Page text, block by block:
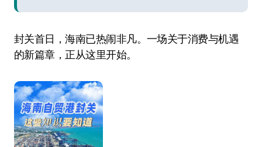
封关首日，海南已热闹非凡。一场关于消费与机遇
的新篇章，正从这里开始。